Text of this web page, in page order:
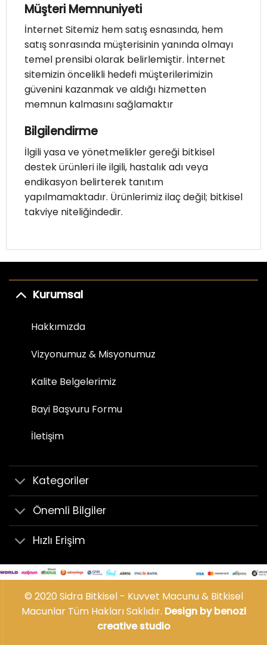
Müşteri Memnuniyeti
İnternet Sitemiz hem satış esnasında, hem
satış sonrasında müşterisinin yanında olmayı
temel prensibi olarak belirlemiştir. İnternet
sitemizin öncelikli hedefi müşterilerimizin
güvenini kazanmak ve aldığı hizmetten
memnun kalmasını sağlamaktır
Bilgilendirme
İlgili yasa ve yönetmelikler gereği bitkisel
destek ürünleri ile ilgili, hastalık adı veya
endikasyon belirterek tanıtım
yapılmamaktadır. Ürünlerimiz ilaç değil; bitkisel
takviye niteliğindedir.
Kurumsal
Hakkımızda
Vizyonumuz & Misyonumuz
Kalite Belgelerimiz
Bayi Başvuru Formu
İletişim
Kategoriler
Önemli Bilgiler
Hızlı Erişim
© 2020 Sidra Bitkisel - Kuvvet Macunu & Bitkisel
Macunlar Tüm Hakları Saklıdır. Design by benozi
creative studio